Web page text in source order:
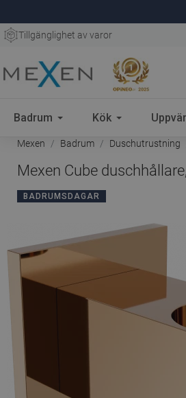
Tillgänglighet av varor
Badrum Kök
Mexen Badrum Duschutrustning
Mexen Cube
BADRUMSDAGAR